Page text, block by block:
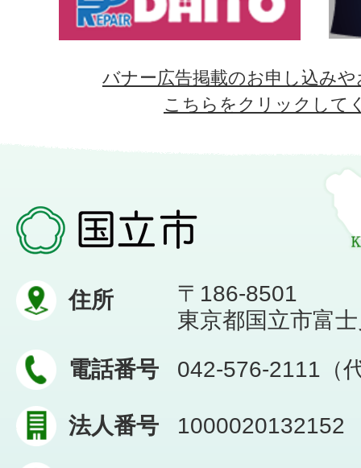
バナー広告掲載のお申し込み
こちらをクリックして
住所
〒186-8501
東京都国立市富
電話番号
042-576-2111（
法人番号 1000020132152